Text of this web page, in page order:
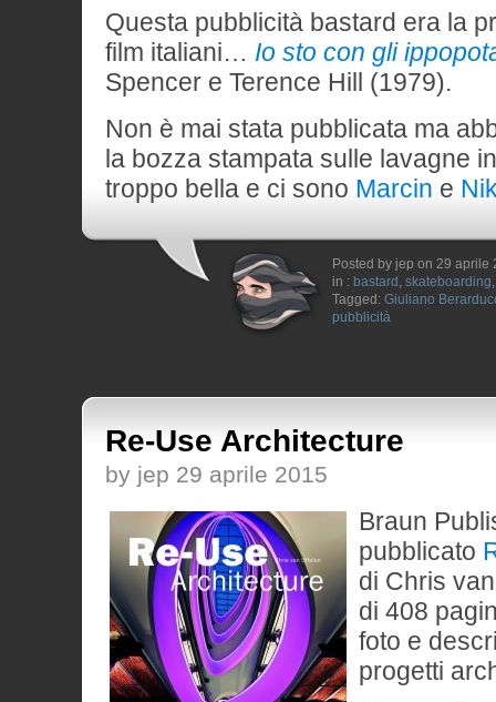
Questa pubblicità bastard era la
film italiani… Io sto con gli
Spencer e Terence Hill (1979).
Non è mai stata pubblicata ma
la bozza stampata sulle lavagne
troppo bella e ci sono Marcin e
Posted by jep on 29 aprile
in : bastard , skateboarding
Tagged: Giuliano
pubblicità
Re-Use Architecture
by jep 29 aprile 2015
Braun
pubblicato
di Chris
di 408
foto e
progetti